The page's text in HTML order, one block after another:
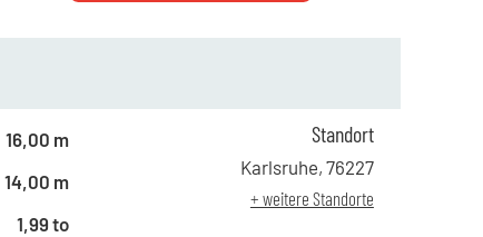
16,00 m
14,00 m
1,99 to
195,00 €
ab 6 Tagen
ab 21 Tagen
Standort
Karlsruhe, 76227
+ weitere Standorte